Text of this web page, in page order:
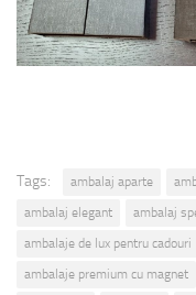
Tags: ambalaj aparte
ambalaj elegant
ambalaj
ambalaje de lux pentru cadouri
ambalaje premium cu magnet